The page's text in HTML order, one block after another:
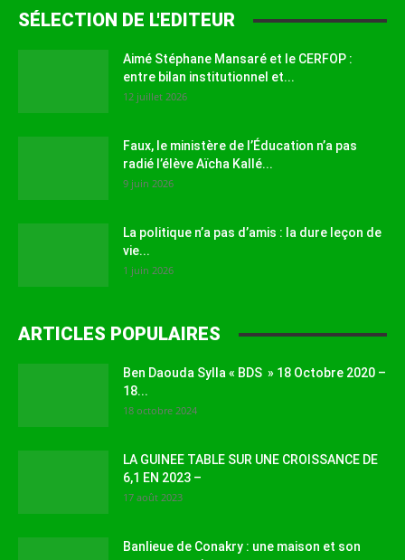
SÉLECTION DE L'EDITEUR
Aimé Stéphane Mansaré et le CERFOP :
entre bilan institutionnel et...
12 juillet 2026
Faux, le ministère de l’Éducation n’a pas
radié l’élève Aïcha Kallé...
9 juin 2026
La politique n’a pas d’amis : la dure leçon de
vie...
1 juin 2026
ARTICLES POPULAIRES
Ben Daouda Sylla « BDS » 18 Octobre 2020 –
18...
18 octobre 2024
LA GUINEE TABLE SUR UNE CROISSANCE DE
6,1 EN 2023 –
17 août 2023
Banlieue de Conakry : une maison et son